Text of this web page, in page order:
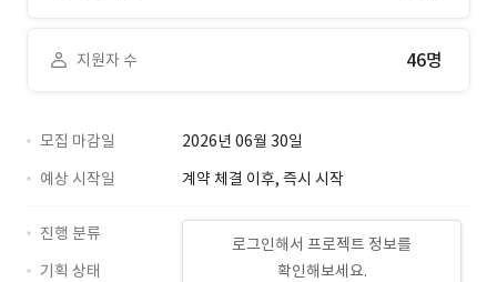
지원자 수 46명
모집 마감일
2026년 06월 30일
예상 시작일
계약 체결 이후, 즉시 시작
로그인해서 프로젝트 정보를
확인해보세요.
진행 분류
기획 상태